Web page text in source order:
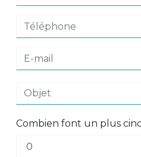
Combien font un plus